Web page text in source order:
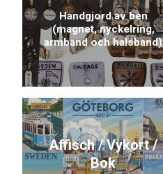
Handgjord av ben
(magnet, nyckelring,
armband och halsband)
Affisch / Vykort /
Bok